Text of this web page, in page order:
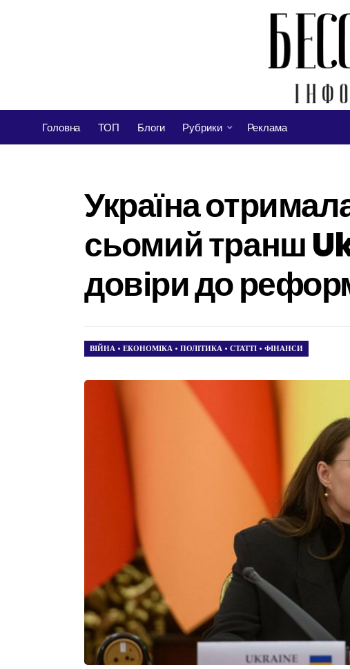
Головна ТОП Блоги Рубрики Реклама
Україна
сьомий транш
довіри до
ВІЙНА • ЕКОНОМІКА • ПОЛІТИКА • СТАТТІ • ФІНАНСИ